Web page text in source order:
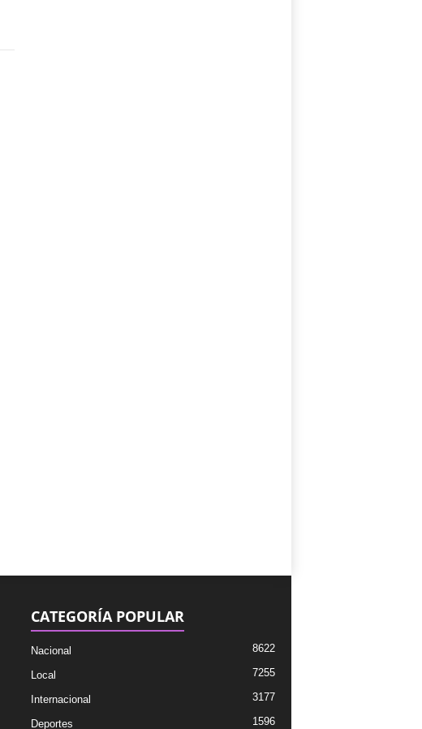
CATEGORÍA POPULAR
Nacional 8622
Local 7255
Internacional 3177
Deportes 1596